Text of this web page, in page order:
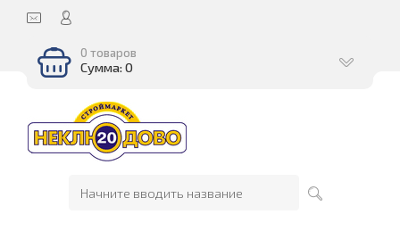
0 товаров
Сумма: 0